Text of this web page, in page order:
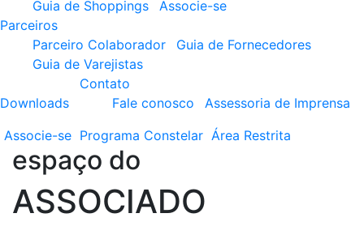
Guia de Shoppings
Associe-se
Parceiros
Parceiro Colaborador
Guia de Fornecedores
Guia de Varejistas
Downloads
Contato
Fale conosco
Assessoria de Imprensa
Associe-se Programa Constelar Área Restrita
espaço do
ASSOCIADO